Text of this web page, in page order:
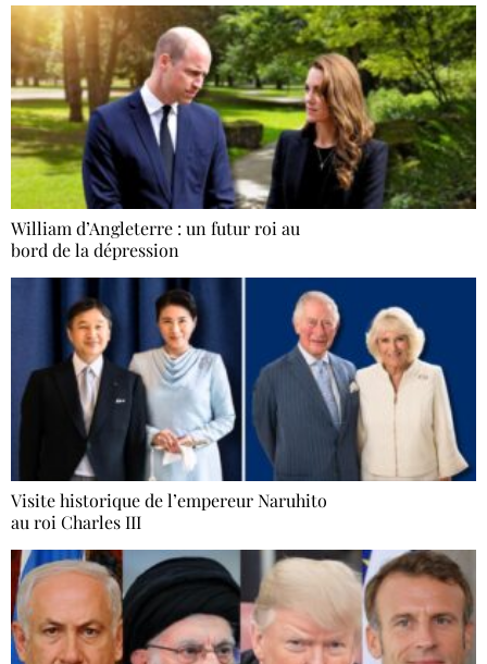
William d’Angleterre : un futur roi au
bord de la dépression
Visite historique de l’empereur Naruhito
au roi Charles III